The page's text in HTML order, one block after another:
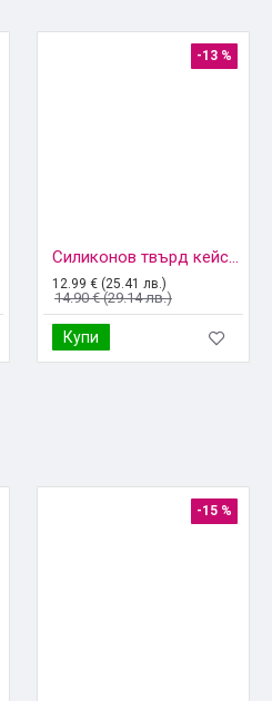
-13 %
Силиконов твърд кейс bSmart Defender Slide, За iPhone 16 (6.1), Черен
12.99 € (25.41 лв.)
14.90 € (29.14 лв.)
Купи
-15 %